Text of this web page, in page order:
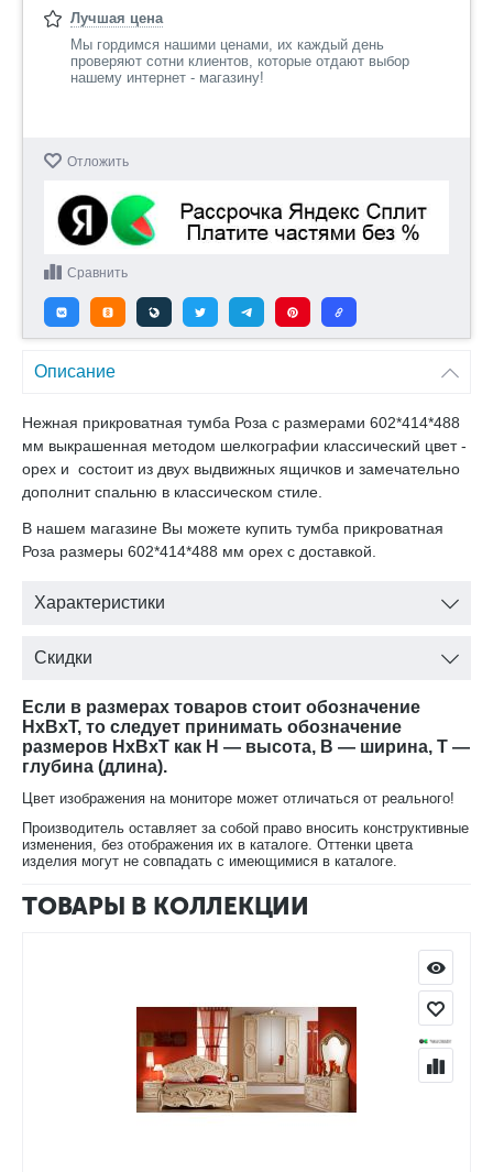
Лучшая цена
Мы гордимся нашими ценами, их каждый день
проверяют сотни клиентов, которые отдают выбор
нашему интернет - магазину!
Отложить
Сравнить
Описание
Нежная прикроватная тумба Роза с размерами 602*414*488
мм выкрашенная методом шелкографии классический цвет -
орех и состоит из двух выдвижных ящичков и замечательно
дополнит спальню в классическом стиле.
В нашем магазине Вы можете купить тумба прикроватная
Роза размеры 602*414*488 мм орех с доставкой.
Характеристики
Скидки
Если в размерах товаров стоит обозначение
HxBxT, то следует принимать обозначение
размеров HxBxT как H — высота, B — ширина, T —
глубина (длина).
Цвет изображения на мониторе может отличаться от реального!
Производитель оставляет за собой право вносить конструктивные
изменения, без отображения их в каталоге. Оттенки цвета
изделия могут не совпадать с имеющимися в каталоге.
ТОВАРЫ В КОЛЛЕКЦИИ